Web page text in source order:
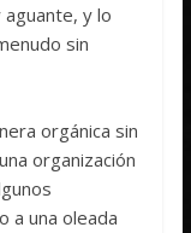
y lo
sin
orgánica sin
organización
a una oleada